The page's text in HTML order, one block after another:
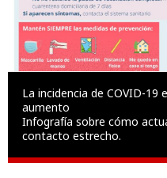
La incidencia de COVID-19
aumento
Infografía sobre cómo
contacto estrecho.